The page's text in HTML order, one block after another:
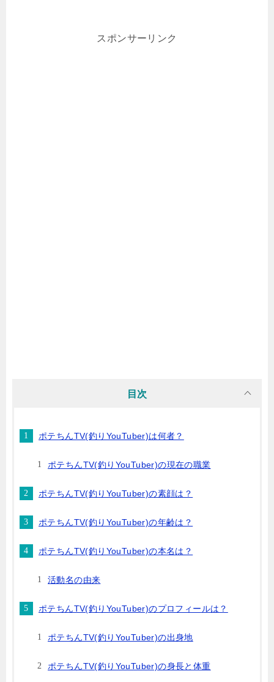
スポンサーリンク
目次
ポテちんTV(釣りYouTuber)は何者？
ポテちんTV(釣りYouTuber)の現在の職業
ポテちんTV(釣りYouTuber)の素顔は？
ポテちんTV(釣りYouTuber)の年齢は？
ポテちんTV(釣りYouTuber)の本名は？
活動名の由来
ポテちんTV(釣りYouTuber)のプロフィールは？
ポテちんTV(釣りYouTuber)の出身地
ポテちんTV(釣りYouTuber)の身長と体重